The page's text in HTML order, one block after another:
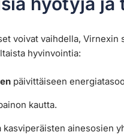
voivat vaihdella,
hyvinvointia:
päivittäiseen
kautta.
kasviperäisten ainesosien